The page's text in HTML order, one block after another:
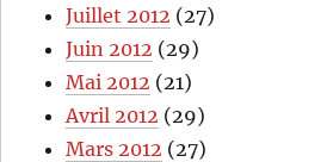
Juillet 2012 (27)
Juin 2012 (29)
Mai 2012 (21)
Avril 2012 (29)
Mars 2012 (27)